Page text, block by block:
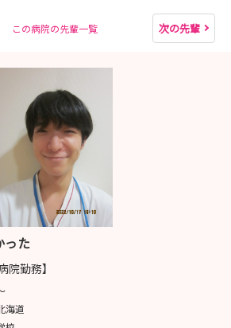
この病院の先輩一覧 次の先輩
った
院勤務】
海道